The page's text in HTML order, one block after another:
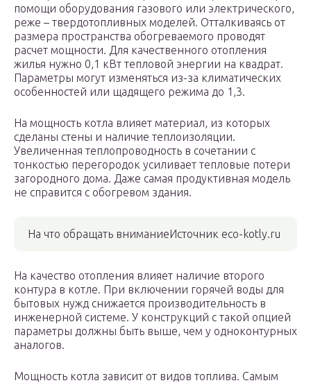
помощи оборудования газового или электрического,
реже – твердотопливных моделей. Отталкиваясь от
размера пространства обогреваемого проводят
расчет мощности. Для качественного отопления
жилья нужно 0,1 кВт тепловой энергии на квадрат.
Параметры могут изменяться из-за климатических
особенностей или щадящего режима до 1,3.
На мощность котла влияет материал, из которых
сделаны стены и наличие теплоизоляции.
Увеличенная теплопроводность в сочетании с
тонкостью перегородок усиливает тепловые потери
загородного дома. Даже самая продуктивная модель
не справится с обогревом здания.
На что обращать вниманиеИсточник eco-kotly.ru
На качество отопления влияет наличие второго
контура в котле. При включении горячей воды для
бытовых нужд снижается производительность в
инженерной системе. У конструкций с такой опцией
параметры должны быть выше, чем у одноконтурных
аналогов.
Мощность котла зависит от видов топлива. Самым